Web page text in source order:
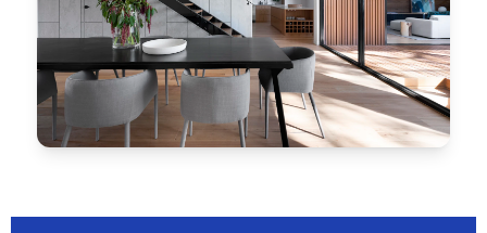
Morelia